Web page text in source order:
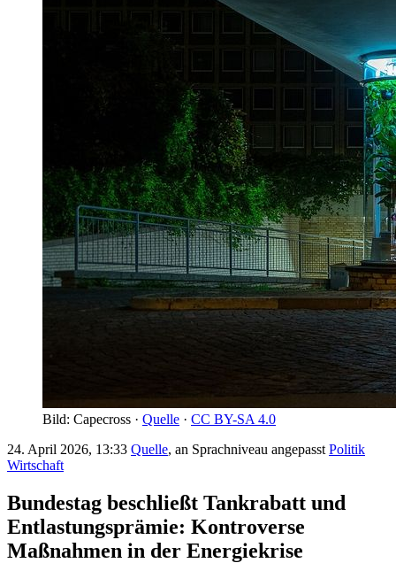
Bild: Capecross · Quelle · CC BY-SA 4.0
24. April 2026, 13:33 Quelle, an Sprachniveau angepasst Politik
Wirtschaft
Bundestag beschließt Tankrabatt und
Entlastungsprämie: Kontroverse
Maßnahmen in der Energiekrise